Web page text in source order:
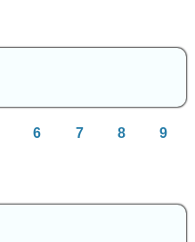
6 7 8 9